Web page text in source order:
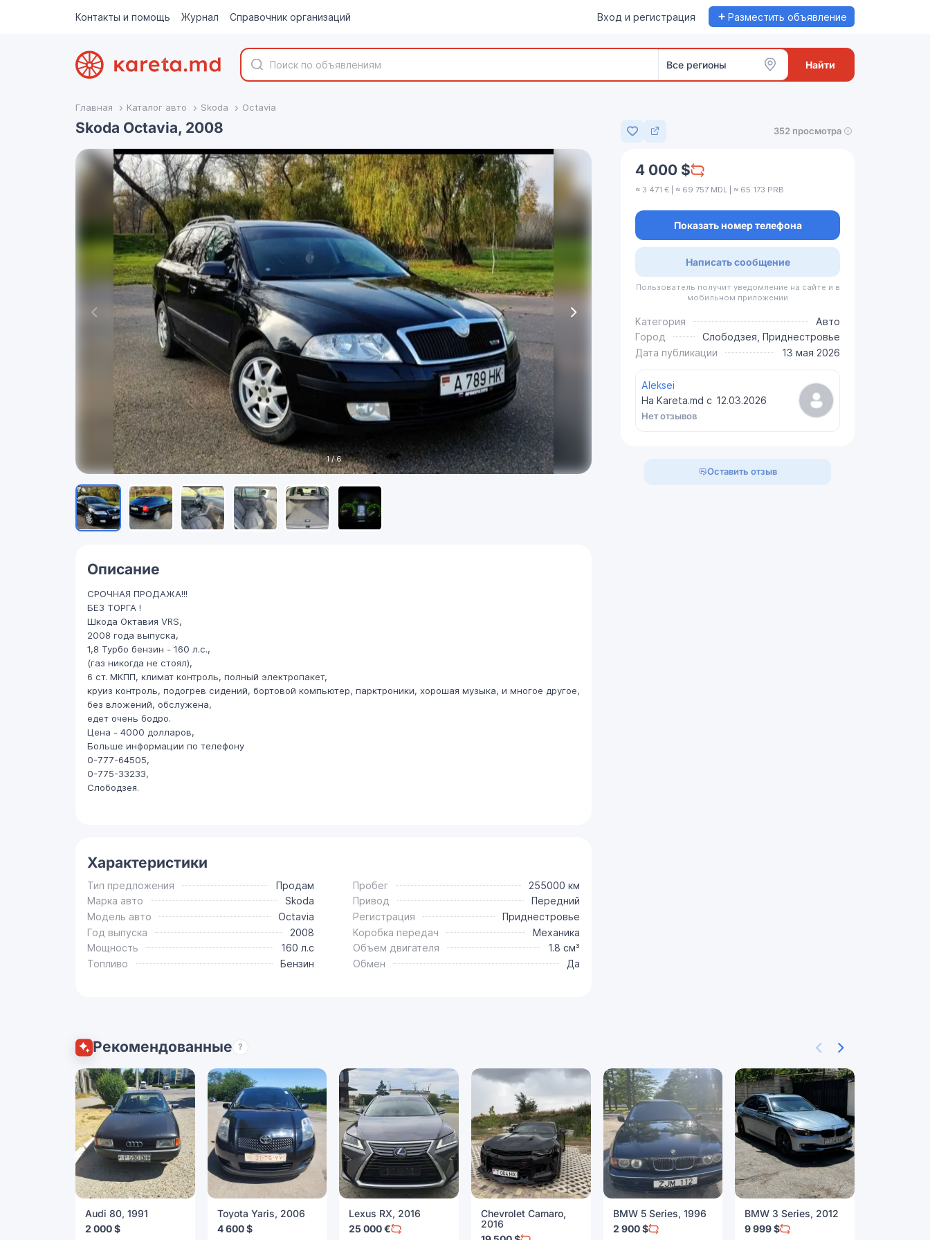
Контакты и помощь Журнал Справочник организаций Вход и регистрация + Разместить объявление
Все регионы Найти
Главная Каталог авто Skoda Octavia
Skoda Octavia, 2008
Добавить в избранное
352 просмотра
1/6
Описание
СРОЧНАЯ ПРОДАЖА!!!
БЕЗ ТОРГА !
Шкода Октавия VRS,
2008 года выпуска,
1,8 Турбо бензин - 160 л.с.,
(газ никогда не стоял),
6 ст. МКПП, климат контроль, полный электропакет,
круиз контроль, подогрев сидений, бортовой компьютер, парктроники, хорошая музыка, и многое другое,
без вложений, обслужена,
едет очень бодро.
Цена - 4000 долларов,
Больше информации по телефону
0-777-64505,
0-775-33233,
Слободзея.
Характеристики
Тип предложения
Продам
Марка авто
Skoda
Модель авто
Octavia
Год выпуска
2008
Мощность
160 л.с
Топливо
Бензин
Пробег
255000 км
Привод
Передний
Регистрация
Приднестровье
Коробка передач
Механика
Объем двигателя
1.8 см³
Обмен
Да
4 000 $
≈ 3 471 € | ≈ 69 757 MDL | ≈ 65 173 PRB
Показать номер телефона
Написать сообщение
Пользователь получит уведомление на сайте и в
мобильном приложении
Категория
Авто
Город
Слободзея, Приднестровье
Дата публикации
13 мая 2026
Aleksei
На Kareta.md с 12.03.2026
Нет отзывов
Оставить отзыв
Рекомендованные ?
Audi 80, 1991
2 000 $
Toyota Yaris, 2006
4 600 $
Lexus RX, 2016
25 000 €
Chevrolet Camaro,
2016
BMW 5 Series, 1996
2 900 $
BMW 3 Series, 2012
9 999 $